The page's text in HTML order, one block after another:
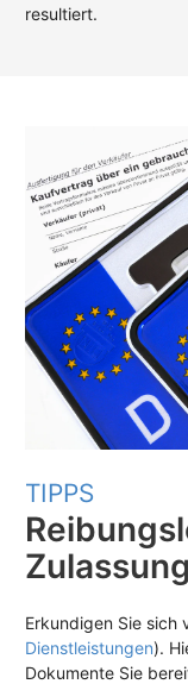
resultiert.
TIPPS
Erkundigen Sie sich
Dienstleistungen).
Dokumente Sie